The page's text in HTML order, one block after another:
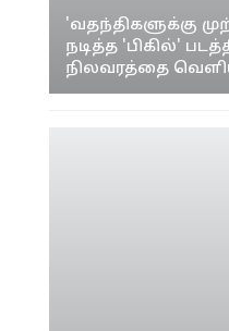
'வதந்திகளுக்கு
நடித்த 'பிகில்'